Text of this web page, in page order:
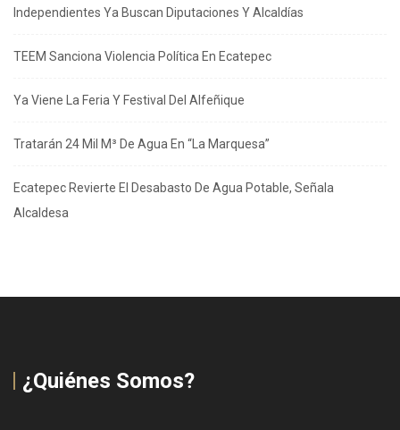
Independientes Ya Buscan Diputaciones Y Alcaldías
TEEM Sanciona Violencia Política En Ecatepec
Ya Viene La Feria Y Festival Del Alfeñique
Tratarán 24 Mil M³ De Agua En “La Marquesa”
Ecatepec Revierte El Desabasto De Agua Potable, Señala
Alcaldesa
¿Quiénes Somos?